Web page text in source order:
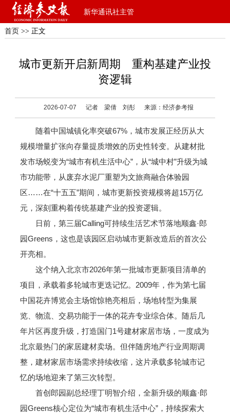
新华通讯社主管
首页 >> 正文
城市更新开启新周期 重构基建产业投
资逻辑
2026-07-07 记者 梁倩 刘彤 来源：经济参考报
随着中国城镇化率突破67%，城市发展正经历从大
规模增量扩张向存量提质增效的历史性转变。从建材批
发市场蜕变为“城市有机生活中心”，从“城中村”升级为城
市功能带，从废弃水泥厂重塑为文旅商融合体验园
区……在“十五五”期间，城市更新投资规模将超15万亿
元，深刻重构着传统基建产业的投资逻辑。
日前，第三届Calling可持续生活艺术节落地顺鑫·郎
园Greens，这也是该园区启动城市更新改造后的首次公
开亮相。
这个纳入北京市2026年第一批城市更新项目清单的
项目，承载着多轮城市更迭记忆。2009年，作为第七届
中国花卉博览会主场馆惊艳亮相后，场地转型为集展
览、物流、交易功能于一体的花卉专业综合体。随后几
年片区再度升级，打造国门1号建材家居市场，一度成为
北京最热门的家居建材卖场。但伴随房地产行业周期调
整，建材家居市场需求持续收缩，这片承载多轮城市记
忆的场地迎来了第三次转型。
首创郎园副总经理丁明智介绍，全新升级的顺鑫·郎
园Greens核心定位为“城市有机生活中心”，持续探索大